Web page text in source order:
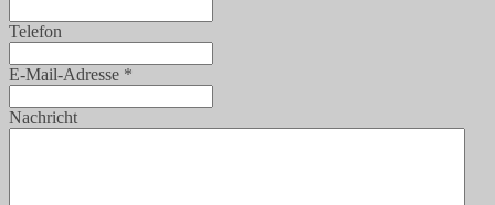
Telefon
E-Mail-Adresse *
Nachricht